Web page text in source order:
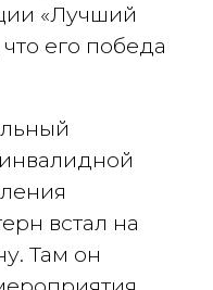
«Лучший
его победа
встал на
Там он